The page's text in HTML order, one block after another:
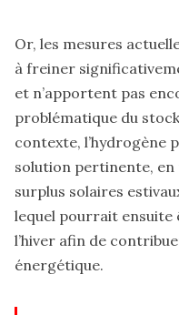
Or, les mesures
à freiner
et n’apportent pas
problématique du
contexte, l’hydrogène
solution pertinente,
surplus solaires
lequel pourrait
l’hiver afin de
énergétique.